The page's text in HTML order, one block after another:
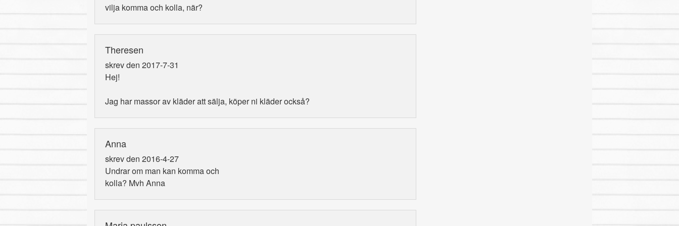
vilja komma och kolla, när?
Theresen
skrev den 2017-7-31
Hej!
Jag har massor av kläder att sälja, köper ni kläder också?
Anna
skrev den 2016-4-27
Undrar om man kan komma och
kolla? Mvh Anna